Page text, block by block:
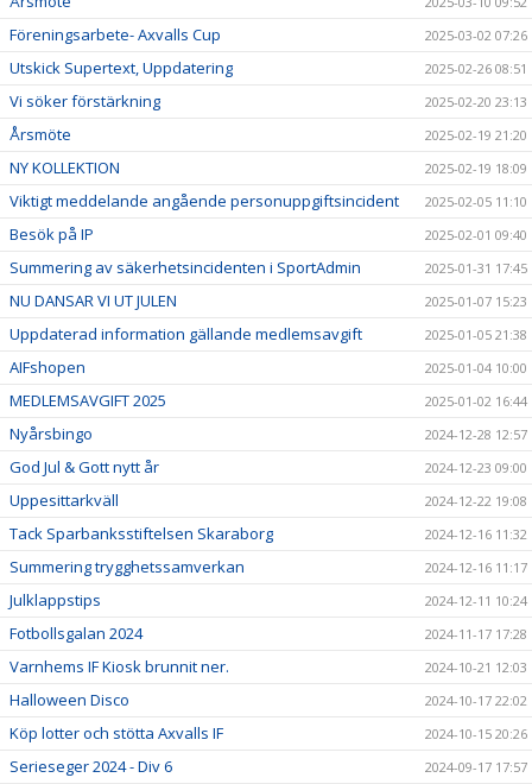
Föreningsarbete- Axvalls Cup 2025-03-02 07:26
Utskick Supertext, Uppdatering 2025-02-26 08:51
Vi söker förstärkning 2025-02-20 23:13
Årsmöte 2025-02-19 21:20
NY KOLLEKTION 2025-02-19 18:09
Viktigt meddelande angående personuppgiftsincident 2025-02-05 11:10
Besök på IP 2025-02-01 09:40
Summering av säkerhetsincidenten i SportAdmin 2025-01-31 17:45
NU DANSAR VI UT JULEN 2025-01-07 15:23
Uppdaterad information gällande medlemsavgift 2025-01-05 21:38
AIFshopen 2025-01-04 10:00
MEDLEMSAVGIFT 2025 2025-01-02 16:44
Nyårsbingo 2024-12-28 12:57
God Jul & Gott nytt år 2024-12-23 09:00
Uppesittarkväll 2024-12-22 19:08
Tack Sparbanksstiftelsen Skaraborg 2024-12-16 11:32
Summering trygghetssamverkan 2024-12-16 11:17
Julklappstips 2024-12-11 10:24
Fotbollsgalan 2024 2024-11-17 17:28
Varnhems IF Kiosk brunnit ner. 2024-10-21 12:03
Halloween Disco 2024-10-17 22:02
Köp lotter och stötta Axvalls IF 2024-10-15 20:26
Serieseger 2024 - Div 6 2024-09-17 17:57